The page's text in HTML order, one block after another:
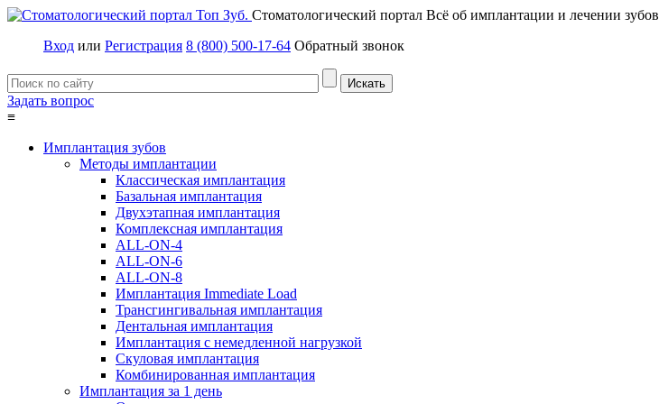
Стоматологический портал Всё об имплантации и лечении зубов
Вход или Регистрация 8 (800) 500-17-64 Обратный звонок
Задать вопрос
≡
Имплантация зубов
Методы имплантации
Классическая имплантация
Базальная имплантация
Двухэтапная имплантация
Комплексная имплантация
ALL-ON-4
ALL-ON-6
ALL-ON-8
Имплантация Immediate Load
Трансгингивальная имплантация
Дентальная имплантация
Имплантация с немедленной нагрузкой
Скуловая имплантация
Комбинированная имплантация
Имплантация за 1 день